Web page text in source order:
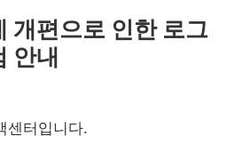
개편으로 인한 로그
안내
센터입니다.